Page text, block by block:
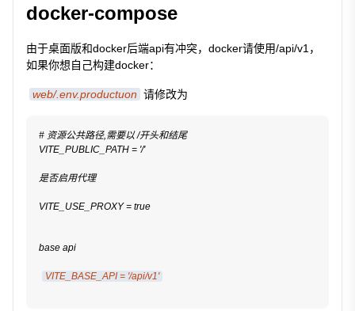
docker-compose
由于桌面版和docker后端api有冲突，docker请使用/api/v1，
如果你想自己构建docker：
web/.env.productuon 请修改为
# 资源公共路径,需要以 /开头和结尾
VITE_PUBLIC_PATH = '/'
是否启用代理
VITE_USE_PROXY = true
base api
VITE_BASE_API = '/api/v1'